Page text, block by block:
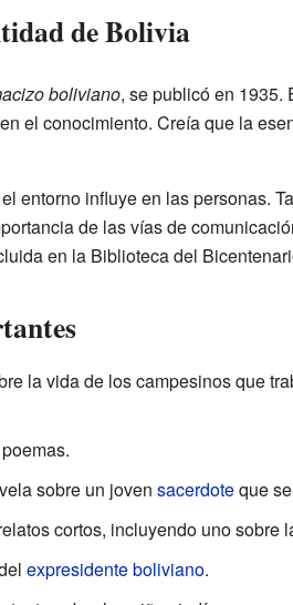
de Bolivia
boliviano, se publicó en 1935.
el conocimiento. Creía que la
entorno influye en las personas.
de las vías de
en la Biblioteca del
la vida de los campesinos que
sobre un joven sacerdoteque
cortos, incluyendo uno sobre
expresidente boliviano.